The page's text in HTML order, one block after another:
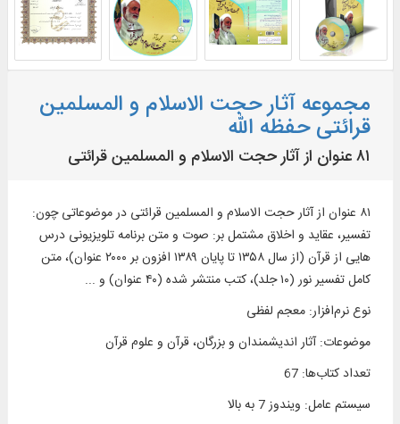
مجموعه آثار حجت الاسلام و المسلمین
قرائتی حفظه الله
۸۱ عنوان از آثار حجت الاسلام و المسلمین قرائتی
۸۱ عنوان از آثار حجت الاسلام و المسلمین قرائتی در موضوعاتی چون:
تفسیر، عقاید و اخلاق مشتمل بر: صوت و متن برنامه‏ تلويزيونى درس‌
هايى از قرآن (از سال ۱۳۵۸ تا پايان ۱۳۸۹ افزون بر ۲۰۰۰ عنوان)، متن
کامل تفسیر نور (۱۰ جلد)، كتب منتشر شده (۴۰ عنوان) و ...
نوع نرم‌افزار:معجم لفظی
موضوعات:آثار اندیشمندان و بزرگان، قرآن و علوم قرآن
تعداد کتاب‌ها:
67
سیستم عامل: ویندوز 7 به بالا